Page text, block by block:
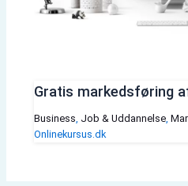
Gratis markedsføring
Business, Job & Uddannelse,
Onlinekursus.dk